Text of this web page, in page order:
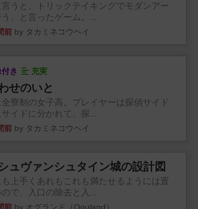
言うと、トリックテイキングでモダンアー
う、と言ったゲーム。...
前 by タカミネコウヘイ
き 充実
せのいと
全寮制の女子高。プレイヤーは探偵サイド
サイドに分かれて、探...
前 by タカミネコウヘイ
ュヴァンシュタイン城の設計図
も上手くあれもこれも満たせるようには置
ので、入口の除去と入...